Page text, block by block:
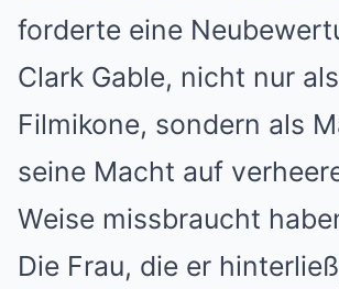
forderte eine
Clark Gable, nicht nur als
Filmikone, sondern als
seine Macht auf
Weise missbraucht
Die Frau, die er